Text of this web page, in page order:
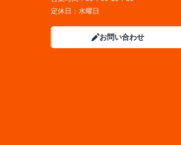
定休日： 水曜日
お問い合わせ